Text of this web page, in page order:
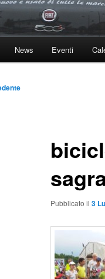
News Eventi
Pubblicato il 3